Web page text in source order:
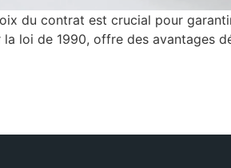
du contrat est crucial pour
loi de 1990, offre des avantages